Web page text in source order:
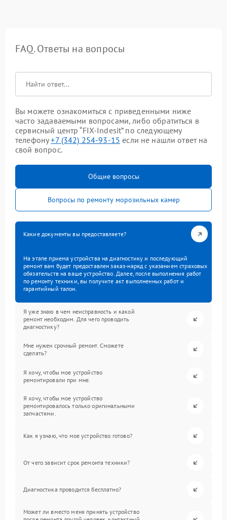
FAQ. Ответы на вопросы
Вы можете ознакомиться с приведенными ниже
часто задаваемыми вопросами, либо обратиться в
сервисный центр “FIX-Indesit” по следующему
телефону+7 (342) 254-93-15 если не нашли ответ на
свой вопрос.
Общие вопросы
Вопросы по ремонту морозильных камер
Какие документы вы предоставляете?
На этапе приема устройства на диагностику и последующий
ремонт вам будет предоставлен заказ-наряд с указанием страховых
обязательств на ваше устройство. Далее, после выполнения работ
по ремонту техники, вы получите акт выполненных работ и
гарантийный талон.
Я уже знаю в чем неисправность и какой
ремонт необходим. Для чего проводить
диагностику?
Мне нужен срочный ремонт. Сможете
сделать?
Я хочу, чтобы мое устройство
ремонтировали при мне.
Я хочу, чтобы мое устройство
ремонтировалось только оригинальными
запчастями.
Как я узнаю, что мое устройство готово?
От чего зависит срок ремонта техники?
Диагностика проводится бесплатно?
Может ли вместо меня принять устройство